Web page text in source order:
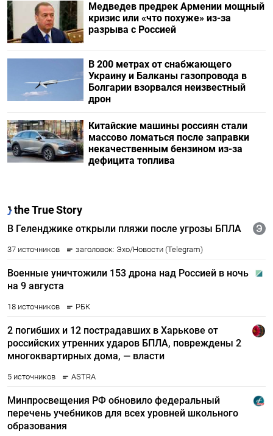
Медведев предрек Армении мощный
кризис или «что похуже» из-за
разрыва с Россией
В 200 метрах от снабжающего
Украину и Балканы газопровода в
Болгарии взорвался неизвестный
дрон
Китайские машины россиян стали
массово ломаться после заправки
некачественным бензином из-за
дефицита топлива